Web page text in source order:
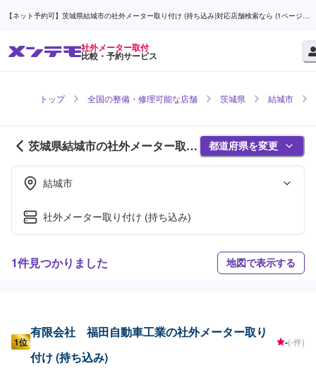
【ネット予約可】茨城県結城市の社外メーター取り付け (持ち込み)対応店舗検索なら (1ページ
社外メーター取付
比較・予約サービス
トップ 全国の整備・修理可能な店舗 茨城県 結城市
茨城県結城市の社外メーター取付
対応店舗紹介 (1ページ目)
都道府県を変更
結城市
社外メーター取り付け (持ち込み)
1件見つかりました 地図で表示する
1位
有限会社 福田自動車工業の社外メーター取り
付け (持ち込み)
-(-件)